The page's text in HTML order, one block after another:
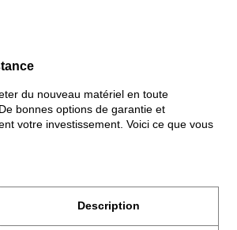
du nouveau matériel en toute
bonnes options de garantie et
votre investissement. Voici ce que vous
Description